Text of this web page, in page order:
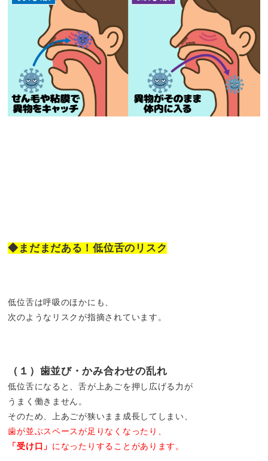
◆まだまだある！低位舌のリスク
低位舌は呼吸のほかにも、
次のようなリスクが指摘されています。
（１）歯並び・かみ合わせの乱れ
低位舌になると、舌が上あごを押し広げる力が
うまく働きません。
そのため、上あごが狭いまま成長してしまい、
歯が並ぶスペースが足りなくなったり、
「受け口」 になったりすることがあります。